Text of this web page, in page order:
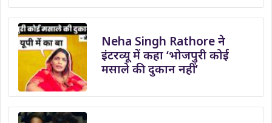
Neha Singh Rathore ने
इंटरव्यू में कहा ‘भोजपुरी कोई
मसाले की दुकान नहीं’